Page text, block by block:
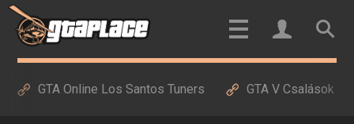
GTA Online Los Santos Tuners GTA V Csalások